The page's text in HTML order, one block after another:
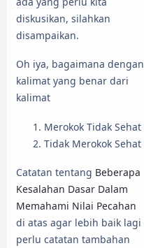
diskusikan, silahkan
disampaikan.
Oh iya, bagaimana dengan
kalimat yang benar dari
kalimat
Merokok Tidak Sehat
Tidak Merokok Sehat
Catatan tentang Beberapa
Kesalahan Dasar Dalam
Memahami Nilai Pecahan
di atas agar lebih baik lagi
perlu catatan tambahan